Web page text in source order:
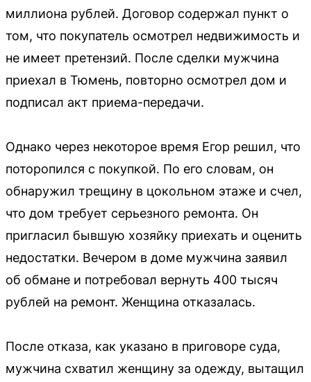
миллиона рублей. Договор содержал пункт о
том, что покупатель осмотрел недвижимость и
не имеет претензий. После сделки мужчина
приехал в Тюмень, повторно осмотрел дом и
подписал акт приема-передачи.
Однако через некоторое время Егор решил, что
поторопился с покупкой. По его словам, он
обнаружил трещину в цокольном этаже и счел,
что дом требует серьезного ремонта. Он
пригласил бывшую хозяйку приехать и оценить
недостатки. Вечером в доме мужчина заявил
об обмане и потребовал вернуть 400 тысяч
рублей на ремонт. Женщина отказалась.
После отказа, как указано в приговоре суда,
мужчина схватил женщину за одежду, вытащил